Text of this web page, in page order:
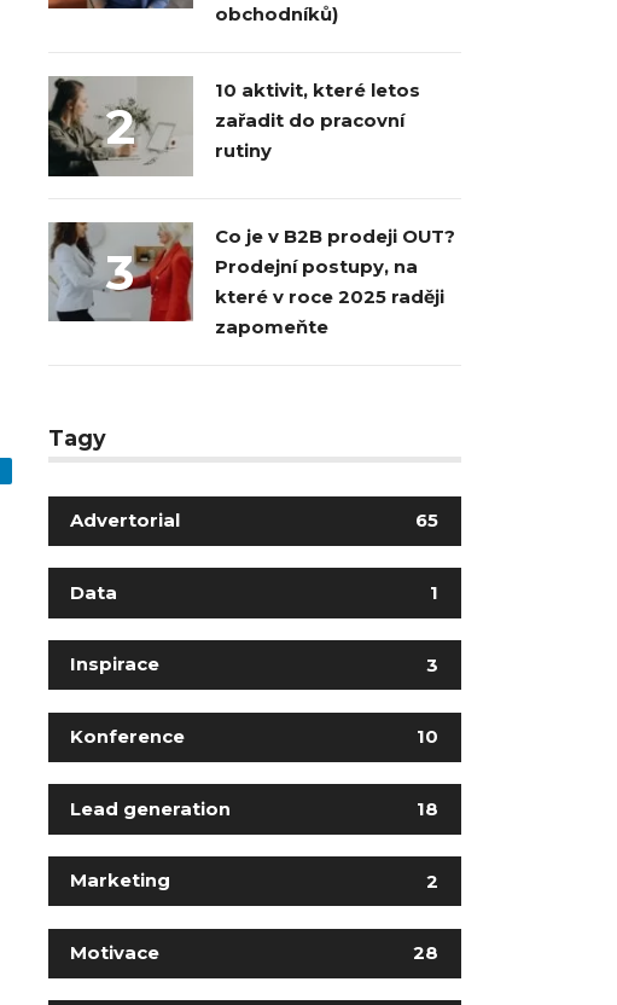
obchodníků)
2
10 aktivit, které letos
zařadit do pracovní
rutiny
3
Co je v B2B prodeji OUT?
Prodejní postupy, na
které v roce 2025 raději
zapomeňte
Tagy
Advertorial 65
Data 1
Inspirace 3
Konference 10
Lead generation 18
Marketing 2
Motivace 28